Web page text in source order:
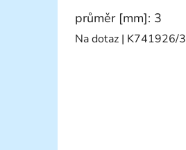
průměr [mm]: 3
Na dotaz | K741926/3